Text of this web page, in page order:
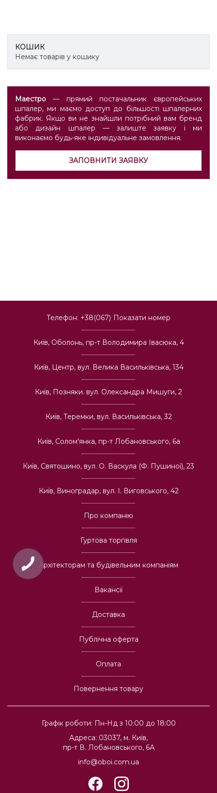
КОШИК
Немає товарів у кошику
Маестро — прямий постачальник європейських
шпалер, ми маємо доступ до більшості шпалерних
фабрик. Якщо ви не знайшли потрібний вам бренд
або дизайн шпалер — залиште заявку і ми
виконаємо будь-яке індивідуальне замовлення.
ЗАПОВНИТИ ЗАЯВКУ
Телефон: +38(067) Показати номер
Київ, Оболонь, пр-т Володимира Івасюка, 4
Київ, Центр, вул. Велика Васильківська, 134
Київ, Позняки. вул. Олександра Мишуги, 2
Київ, Теремки, вул. Васильківська, 32
Київ, Солом'янка, пр-т Лобановського, 6а
Київ, Святошино, вул. О. Васкула (Ф. Пушиної), 23
Київ, Виноградар, вул. І. Виговського, 42
Графік роботи: Пн-Нд з 10:00 до 18:00
Адреса: 03037, м. Київ,
пр-т В. Лобановського, 6А
info@oboi.com.ua
Про компанію
Гуртова торгівля
Архітекторам та будівельним компаніям
Вакансії
Доставка
Публічна оферта
Оплата
Повернення товару